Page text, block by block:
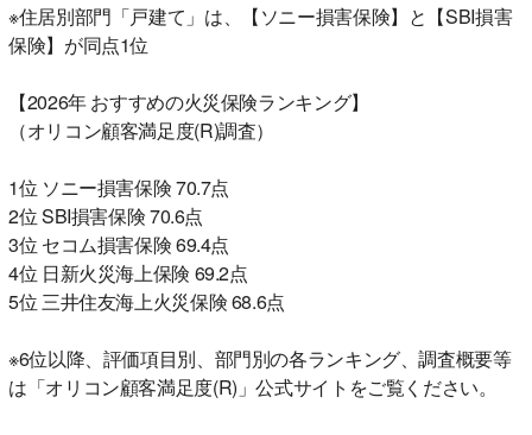
※住居別部門「戸建て」は、【ソニー損害保険】と【SBI損害
保険】が同点1位
【2026年 おすすめの火災保険ランキング】
（オリコン顧客満足度(R)調査）
1位 ソニー損害保険 70.7点
2位 SBI損害保険 70.6点
3位 セコム損害保険 69.4点
4位 日新火災海上保険 69.2点
5位 三井住友海上火災保険 68.6点
※6位以降、評価項目別、部門別の各ランキング、調査概要等
は「オリコン顧客満足度(R)」公式サイトをご覧ください。